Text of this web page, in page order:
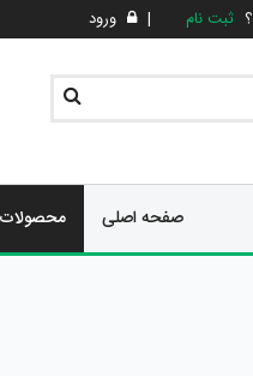
ثبت نام | ورود
صفحه اصلی محصولات